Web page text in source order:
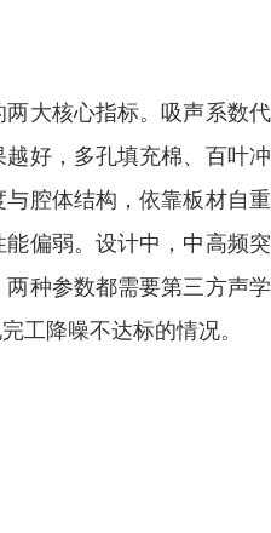
大核心指标。吸声系数
好，多孔填充棉、百叶
腔体结构，依靠板材自
偏弱。设计中，中高频
种参数都需要第三方声
工降噪不达标的情况。